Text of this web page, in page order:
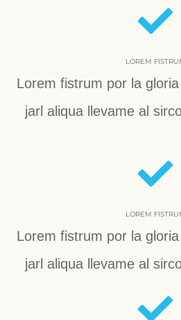
LOREM
Lorem fistrum por la
jarl aliqua llevame al
LOREM
Lorem fistrum por la
jarl aliqua llevame al